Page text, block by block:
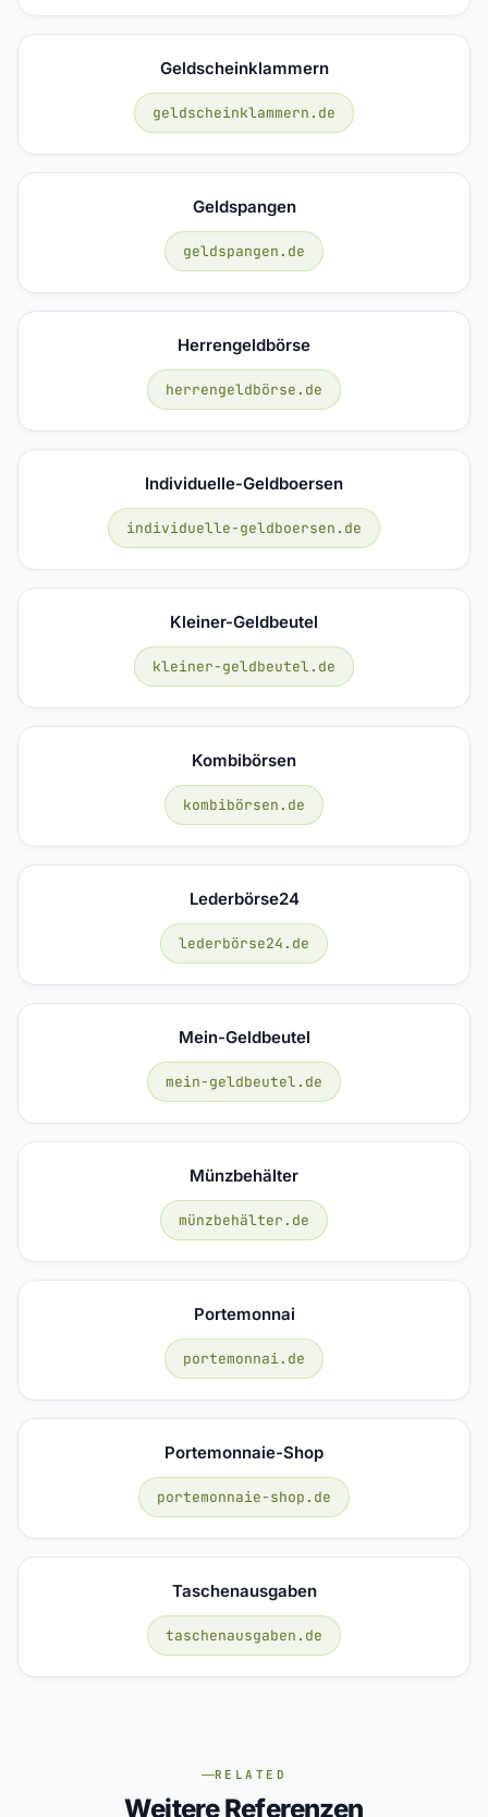
Geldscheinklammern
geldscheinklammern.de
Geldspangen
geldspangen.de
Herrengeldbörse
herrengeldbörse.de
Individuelle-Geldboersen
individuelle-geldboersen.de
Kleiner-Geldbeutel
kleiner-geldbeutel.de
Kombibörsen
kombibörsen.de
Lederbörse24
lederbörse24.de
Mein-Geldbeutel
mein-geldbeutel.de
Münzbehälter
münzbehälter.de
Portemonnai
portemonnai.de
Portemonnaie-Shop
portemonnaie-shop.de
Taschenausgaben
taschenausgaben.de
RELATED
Weitere Referenzen